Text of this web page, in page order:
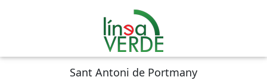
Sant Antoni de Portmany